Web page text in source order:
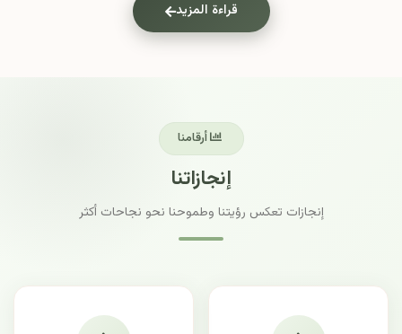
قراءة المزيد
أرقامنا
إنجازاتنا
إنجازات تعكس رؤيتنا وطموحنا نحو نجاحات أكثر